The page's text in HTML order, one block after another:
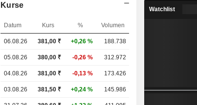
photovoltaischen Systemen. Auf Indien entfallen
Kurse
Datum Kurs % Volumen
06.08.26 381,00₹ +0,26 % 188.738
05.08.26 380,00 ₹ -0,26 % 312.972
04.08.26 381,00 ₹ -0,13 % 173.426
03.08.26 381,50 ₹ +0,24 % 145.986
Watchlist